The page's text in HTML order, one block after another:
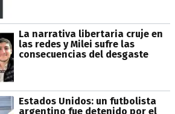
La narrativa libertaria cruje en
las redes y Milei sufre las
consecuencias del desgaste
Estados Unidos: un futbolista
argentino fue detenido por el